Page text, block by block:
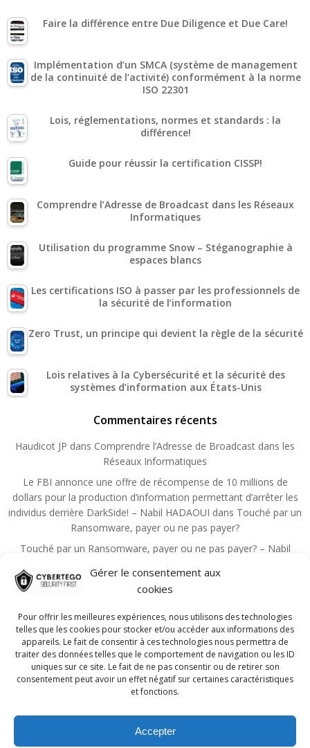
Gérer le consentement aux
cookies
Pour offrir les meilleures expériences, nous utilisons des technologies
telles que les cookies pour stocker et/ou accéder aux informations des
appareils. Le fait de consentir à ces technologies nous permettra de
traiter des données telles que le comportement de navigation ou les ID
uniques sur ce site. Le fait de ne pas consentir ou de retirer son
consentement peut avoir un effet négatif sur certaines caractéristiques
et fonctions.
Accepter
Faire la différence entre Due Diligence et Due Care!
Implémentation d’un SMCA (système de management
de la continuité de l’activité) conformément à la norme
ISO 22301
Lois, réglementations, normes et standards : la
différence!
Guide pour réussir la certification CISSP!
Comprendre l’Adresse de Broadcast dans les Réseaux
Informatiques
Utilisation du programme Snow – Stéganographie à
espaces blancs
Les certifications ISO à passer par les professionnels de
la sécurité de l’information
Zero Trust, un principe qui devient la règle de la sécurité
Lois relatives à la Cybersécurité et la sécurité des
systèmes d’information aux États-Unis
Commentaires récents
Haudicot JP dans Comprendre l’Adresse de Broadcast dans les
Réseaux Informatiques
Le FBI annonce une offre de récompense de 10 millions de
dollars pour la production d’information permettant d’arrêter les
individus derrière DarkSide! – Nabil HADAOUI dans Touché par un
Ransomware, payer ou ne pas payer?
Touché par un Ransomware, payer ou ne pas payer? – Nabil
sécurité
sécurité de l’information
Nadmin dansGuide pour réussir la certification CISSP!